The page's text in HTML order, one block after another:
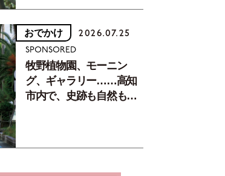
おでかけ 2026.07.25
SPONSORED
牧野植物園、モーニン
グ、ギャラリー……高知
市内で、史跡も自然もグ